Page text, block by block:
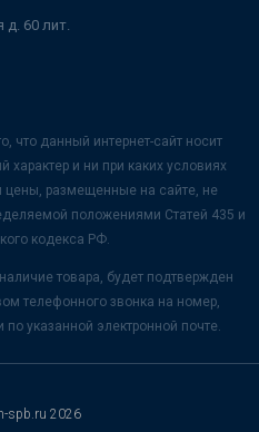
д. 60 лит.
данный интернет-сайт носит
и ни при каких условиях
размещенные на сайте, не
положениями Статей 435 и
кодекса РФ.
товара, будет подтвержден
телефонного звонка на номер,
указанной электронной почте.
spb.ru 2026